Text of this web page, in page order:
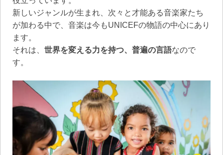
新しいジャンルが生まれ、次々と才能ある音楽家たち
が加わる中で、音楽は今もUNICEFの物語の中心にあり
ます。
それは、 世界を変える力を持つ、普遍の言語なので
す。